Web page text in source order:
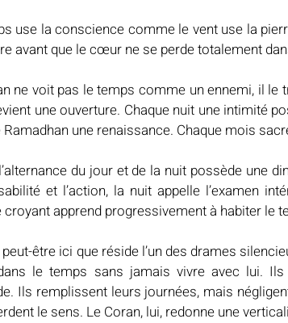
use la conscience comme le vent use la
avant que le cœur ne se perde totalement
ne voit pas le temps comme un ennemi, il le
une ouverture. Chaque nuit une intimité
Ramadhan une renaissance. Chaque mois
du jour et de la nuit possède une
et l’action, la nuit appelle l’examen
croyant apprend progressivement à habiter le
peut-être ici que réside l’un des drames
le temps sans jamais vivre avec lui.
Ils remplissent leurs journées, mais
le sens. Le Coran, lui, redonne une